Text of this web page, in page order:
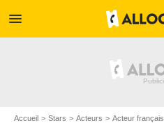
menu
Accueil Stars Acteurs Acteur français